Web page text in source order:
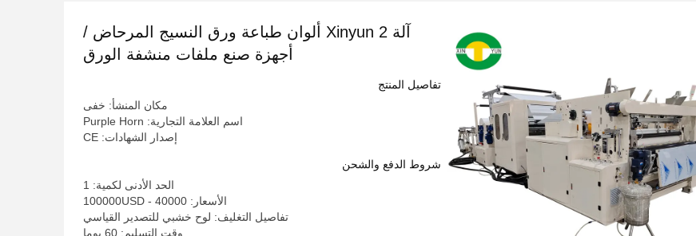
آلة Xinyun 2 ألوان طباعة ورق النسيج المرحاض /
أجهزة صنع ملفات منشفة الورق
تفاصيل المنتج
مكان المنشأ: خفى
اسم العلامة التجارية: Purple Horn
إصدار الشهادات: CE
شروط الدفع والشحن
الحد الأدنى لكمية: 1
الأسعار: 40000 - 100000USD
تفاصيل التغليف: لوح خشبي للتصدير القياسي
وقت التسليم: 60 يوما